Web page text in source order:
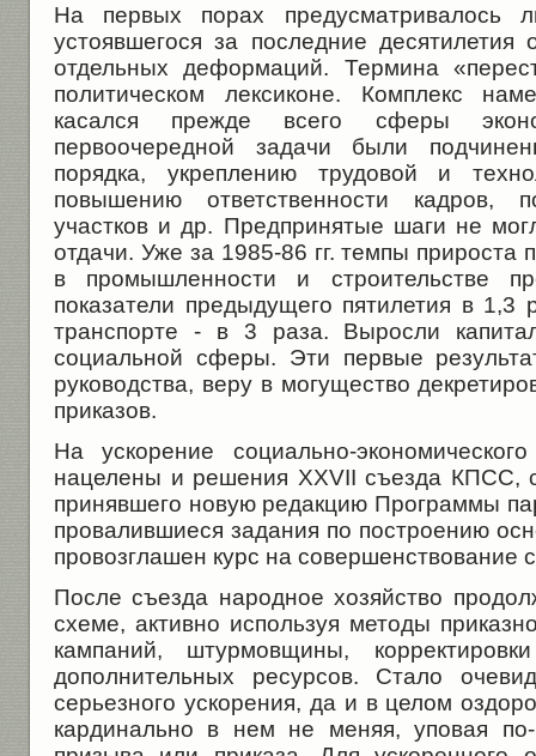
На первых порах предусматривалось
устоявшегося за последние
отдельных деформаций. Термина
политическом лексиконе. Комплекс
касался прежде всего сферы
первоочередной задачи были
порядка, укреплению трудовой и
повышению ответственности кадров,
участков и др. Предпринятые шаги не
отдачи. Уже за 1985-86 гг. темпы прироста
в промышленности и строительстве
показатели предыдущего пятилетия в 1,3
транспорте - в 3 раза. Выросли
социальной сферы. Эти первые
руководства, веру в могущество
приказов.
На ускорение социально-
нацелены и решения XXVII съезда КПСС,
принявшего новую редакцию Программы
провалившиеся задания по построению
провозглашен курс на совершенствование
После съезда народное хозяйство
схеме, активно используя методы
кампаний, штурмовщины,
дополнительных ресурсов. Стало
серьезного ускорения, да и в целом
кардинально в нем не меняя, уповая